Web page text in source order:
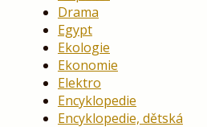
Drama
Egypt
Ekologie
Ekonomie
Elektro
Encyklopedie
Encyklopedie, dětská